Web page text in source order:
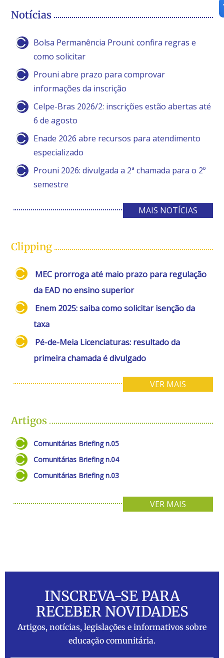
Notícias
Bolsa Permanência Prouni: confira regras e
como solicitar
Prouni abre prazo para comprovar
informações da inscrição
Celpe-Bras 2026/2: inscrições estão abertas até
6 de agosto
Enade 2026 abre recursos para atendimento
especializado
Prouni 2026: divulgada a 2ª chamada para o 2º
semestre
MAIS NOTÍCIAS
Clipping
MEC prorroga até maio prazo para regulação
da EAD no ensino superior
Enem 2025: saiba como solicitar isenção da
taxa
Pé-de-Meia Licenciaturas: resultado da
primeira chamada é divulgado
VER MAIS
Artigos
Comunitárias Briefing n.05
Comunitárias Briefing n.04
Comunitárias Briefing n.03
VER MAIS
INSCREVA-SE PARA
RECEBER NOVIDADES
Artigos, notícias, legislações e informativos sobre
educação comunitária.